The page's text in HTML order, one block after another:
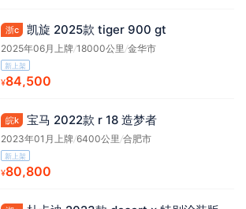
浙c 凯旋 2025款 tiger 900 gt
2025年06月上牌/18000公里/金华市
新上架
¥84,500
皖k 宝马 2022款 r 18 造梦者
2023年01月上牌/6400公里/合肥市
新上架
¥80,800